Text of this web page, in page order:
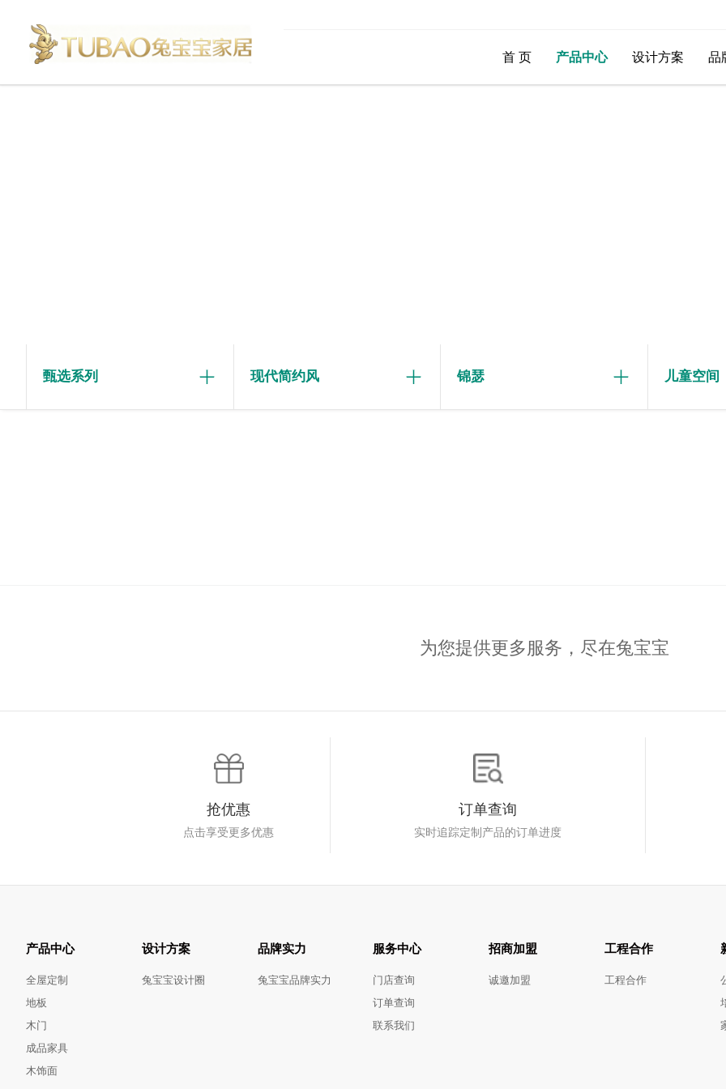
首 页 产品中心 设计方案 品
甄选系列 现代简约风 锦瑟 儿童空间
为您提供更多服务，尽在兔宝宝
抢优惠
点击享受更多优惠
订单查询
实时追踪定制产品的订单进度
产品中心
全屋定制
地板
木门
成品家具
木饰面
设计方案
兔宝宝设计圈
品牌实力
兔宝宝品牌实力
服务中心
门店查询
订单查询
联系我们
招商加盟
诚邀加盟
工程合作
工程合作